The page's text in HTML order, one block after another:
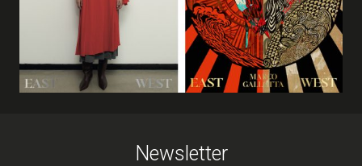
Newsletter